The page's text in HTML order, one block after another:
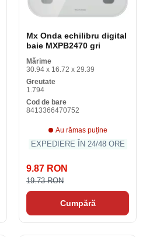
Mx Onda echilibru digital
baie MXPB2470 gri
Mărime
30.94 x 16.72 x 29.39
Greutate
1.794
Cod de bare
8413366470752
Au rămas puține
EXPEDIERE ÎN 24/48 ORE
9.87 RON
19.73 RON
Cumpără